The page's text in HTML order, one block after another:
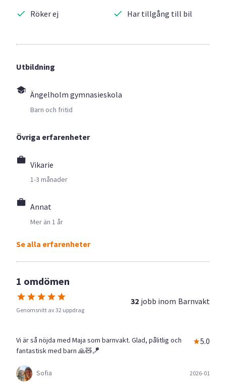
Röker ej Har tillgång till bil
Utbildning
Ängelholm gymnasieskola
Barn och fritid
Övriga erfarenheter
Vikarie
1-3 månader
Annat
Mer än 1 år
Se alla erfarenheter
1 omdömen
Genomsnitt av 32 uppdrag
32 jobb inom Barnvakt
Vi är så nöjda med Maja som barnvakt. Glad, pålitlig och
fantastisk med barn 🙏🧸🪁
5.0
Sofia 2026-01